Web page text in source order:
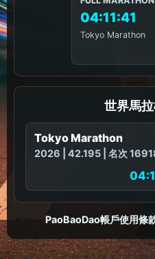
04:11:41
Tokyo Marathon
世界馬
Tokyo Marathon
2026 | 42.195 | 名次
PaoBaoDao帳戶使用條